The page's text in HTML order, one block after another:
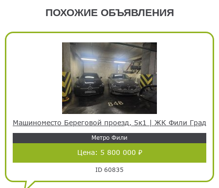
ПОХОЖИЕ ОБЪЯВЛЕНИЯ
Машиноместо Береговой проезд, 5к1 | ЖК Фили Град
Метро Фили
Цена: 5 800 000 ₽
ID 60835